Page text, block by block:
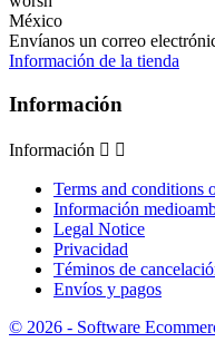
México
Envíanos un correo
Información de la tienda
Información
Información  
Terms and conditions
Información
Legal Notice
Privacidad
Téminos de
Envíos y pagos
© 2026 - Software